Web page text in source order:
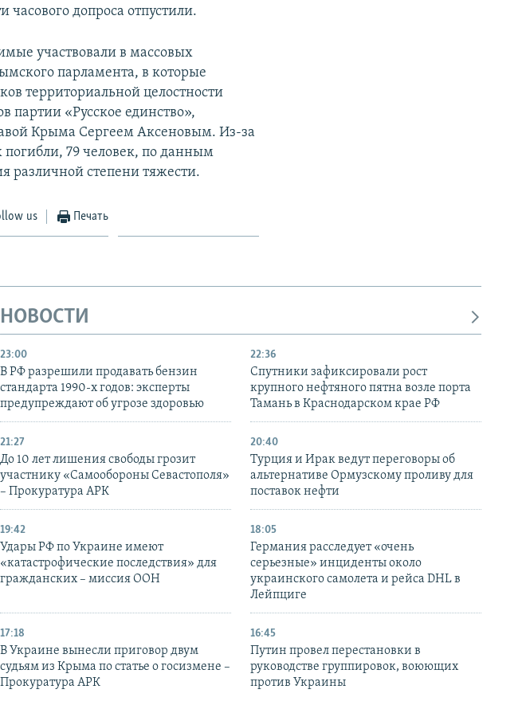
допроса отпустили.
участвовали в массовых
парламента, в которые
территориальной целостности
партии «Русское единство»,
Крыма Сергеем Аксеновым. Из-за
79 человек, по данным
различной степени тяжести.
us Печать
НОВОСТИ
23:00
В РФ разрешили продавать бензин
стандарта 1990-х годов: эксперты
предупреждают об угрозе здоровью
22:36
Спутники зафиксировали рост
крупного нефтяного пятна возле порта
Тамань в Краснодарском крае РФ
21:27
До 10 лет лишения свободы грозит
участнику «Самообороны Севастополя»
– Прокуратура АРК
20:40
Турция и Ирак ведут переговоры об
альтернативе Ормузскому проливу для
поставок нефти
19:42
Удары РФ по Украине имеют
«катастрофические последствия» для
гражданских – миссия ООН
18:05
Германия расследует «очень
серьезные» инциденты около
украинского самолета и рейса DHL в
Лейпциге
17:18
В Украине вынесли приговор двум
судьям из Крыма по статье о госизмене –
Прокуратура АРК
16:45
Путин провел перестановки в
руководстве группировок, воюющих
против Украины